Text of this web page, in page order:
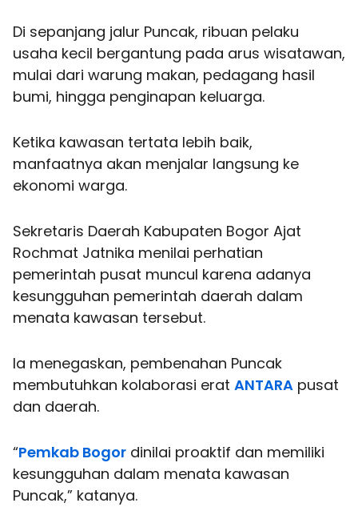
Di sepanjang jalur Puncak, ribuan pelaku
usaha kecil bergantung pada arus wisatawan,
mulai dari warung makan, pedagang hasil
bumi, hingga penginapan keluarga.
Ketika kawasan tertata lebih baik,
manfaatnya akan menjalar langsung ke
ekonomi warga.
Sekretaris Daerah Kabupaten Bogor Ajat
Rochmat Jatnika menilai perhatian
pemerintah pusat muncul karena adanya
kesungguhan pemerintah daerah dalam
menata kawasan tersebut.
Ia menegaskan, pembenahan Puncak
membutuhkan kolaborasi erat ANTARA pusat
dan daerah.
“Pemkab Bogor dinilai proaktif dan memiliki
kesungguhan dalam menata kawasan
Puncak,” katanya.